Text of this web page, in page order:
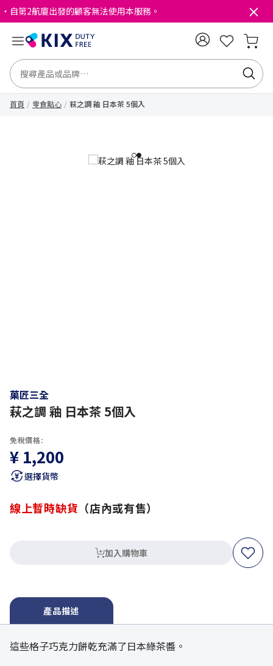
・自第2航廈出發的顧客無法使用本服務。
首頁 零食點心 萩之調 釉 日本茶 5個入
12
菓匠三全
萩之調 釉 日本茶 5個入
免稅價格:
¥ 1,200
選擇貨幣
線上暫時缺貨 （店內或有售）
加入購物車
產品描述
這些格子巧克力餅乾充滿了日本綠茶醬。